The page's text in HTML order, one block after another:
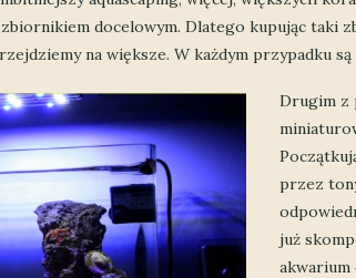
zbiornikiem docelowym. Dlatego kupując taki
na większe. W każdym przypadku
Drugim z
przez
już
akwarium